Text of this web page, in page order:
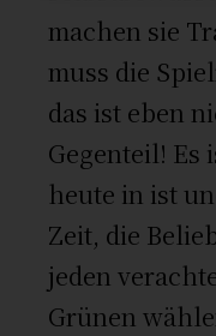
machen sie
muss die
das ist eben
Gegenteil! Es
heute in ist
Zeit, die
jeden
Grünen